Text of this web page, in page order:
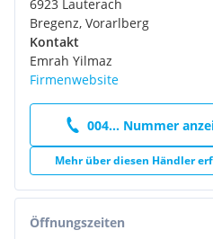
Lenkrad (Leder) mit
Lenksäule (Lenkrad)
Licht- und Regensensor
Lichtassistent (Coming Home,
Mittelarmlehne hinten
Mittelarmlehne vorn
Motor 2,0 Ltr. - 110 kW TDI
Nebelscheinwerfer LED
Notrufsystem
Phonebox
Radioempfang digital (DAB+)
6923 Lauterach
Bregenz, Vorarlberg
Kontakt
Emrah Yilmaz
Firmenwebsite
004... Nummer
Mehr über diesen Händler
Öffnungszeiten